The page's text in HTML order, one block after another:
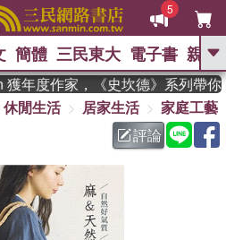
5
GO
熱搜： 東野圭吾 、 高希均教授回憶錄
父親節 、 如果歷
暑期推薦 、 國際布克
獎 臺灣漫遊錄 、 方念華
登輝時代 、 數學女孩：黎曼猜想
偉大的迷走神經
簡體 三民東大 電子書 親子
年度作家，《史坎德》系列帶你
休閒生活 居家生活
家庭工藝
評論